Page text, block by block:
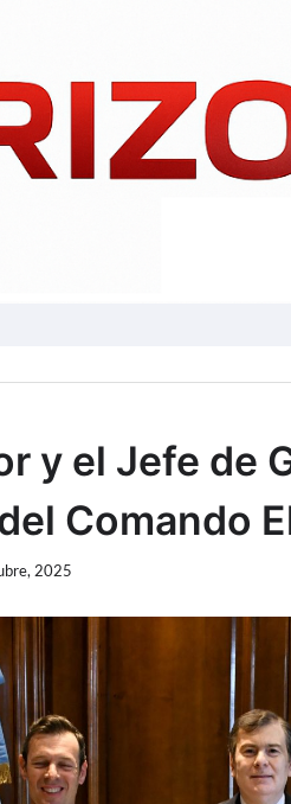
y el Jefe de
Comando
2025